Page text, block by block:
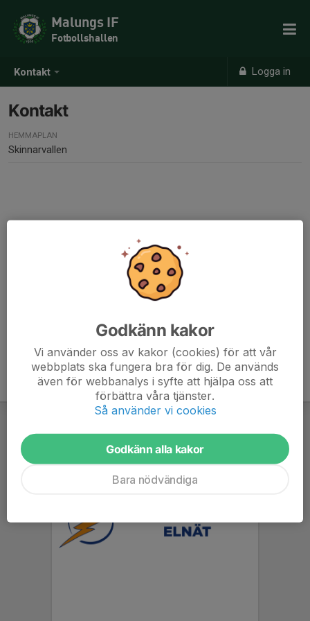
Kontakt Logga in
Malungs IF
Fotbollshallen
Kontakt
HEMMAPLAN
Skinnarvallen
Godkänn kakor
Vi använder oss av kakor (cookies) för att vår
webbplats ska fungera bra för dig. De används
även för webbanalys i syfte att hjälpa oss att
förbättra våra tjänster.
Så använder vi cookies
Godkänn alla kakor
Bara nödvändiga